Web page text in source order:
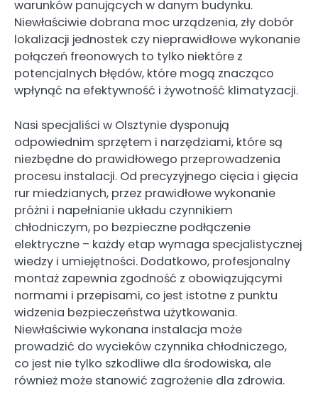
warunków panujących w danym budynku.
Niewłaściwie dobrana moc urządzenia, zły dobór
lokalizacji jednostek czy nieprawidłowe wykonanie
połączeń freonowych to tylko niektóre z
potencjalnych błędów, które mogą znacząco
wpłynąć na efektywność i żywotność klimatyzacji.
Nasi specjaliści w Olsztynie dysponują
odpowiednim sprzętem i narzędziami, które są
niezbędne do prawidłowego przeprowadzenia
procesu instalacji. Od precyzyjnego cięcia i gięcia
rur miedzianych, przez prawidłowe wykonanie
próżni i napełnianie układu czynnikiem
chłodniczym, po bezpieczne podłączenie
elektryczne – każdy etap wymaga specjalistycznej
wiedzy i umiejętności. Dodatkowo, profesjonalny
montaż zapewnia zgodność z obowiązującymi
normami i przepisami, co jest istotne z punktu
widzenia bezpieczeństwa użytkowania.
Niewłaściwie wykonana instalacja może
prowadzić do wycieków czynnika chłodniczego,
co jest nie tylko szkodliwe dla środowiska, ale
również może stanowić zagrożenie dla zdrowia.